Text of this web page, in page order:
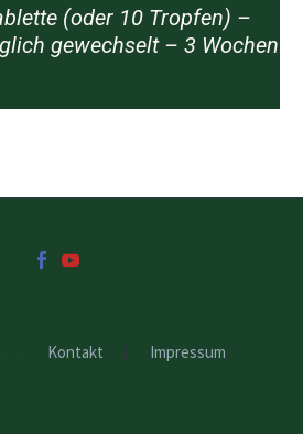
(oder 10 Tropfen) –
gewechselt – 3 Wochen
Kontakt Impressum